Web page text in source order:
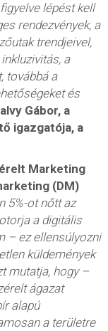
lépést kell
rendezvények, a
trendjeivel,
a
továbbá a
és
Gábor, a
igazgatója, a
Marketing
(DM)
5%-ot nőtt az
a digitális
– ez ellensúlyozni
küldemények
mutatja, hogy –
ágazat
alapú
a területre